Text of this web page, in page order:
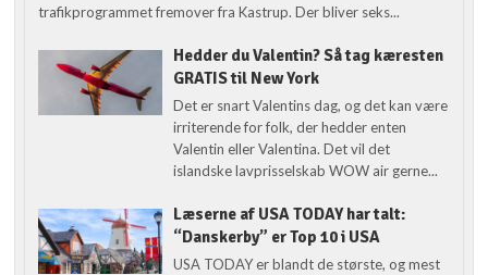
trafikprogrammet fremover fra Kastrup. Der bliver seks...
Hedder du Valentin? Så tag kæresten
GRATIS til New York
Det er snart Valentins dag, og det kan være
irriterende for folk, der hedder enten
Valentin eller Valentina. Det vil det
islandske lavprisselskab WOW air gerne...
Læserne af USA TODAY har talt:
“Danskerby” er Top 10 i USA
USA TODAY er blandt de største, og mest